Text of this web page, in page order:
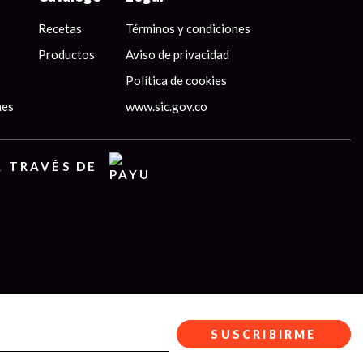
Recetas
Productos
Términos y condiciones
Aviso de privacidad
Política de cookies
www.sic.gov.co
TRAVÉS DE